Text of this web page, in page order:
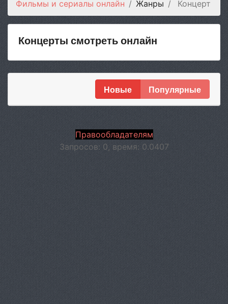
Фильмы и сериалы онлайн Жанры Концерт
Концерты смотреть онлайн
Новые Популярные
Правообладателям
Запросов: 0, время: 0.0407